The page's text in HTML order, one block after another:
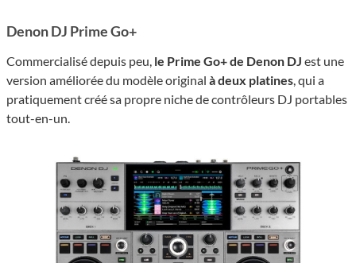
Denon DJ Prime Go+
Commercialisé depuis peu, le Prime Go+ de Denon DJ est une
version améliorée du modèle original à deux platines, qui a
pratiquement créé sa propre niche de contrôleurs DJ portables
tout-en-un.